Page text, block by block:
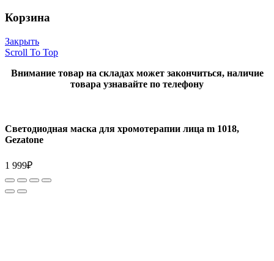
Корзина
Закрыть
Scroll To Top
Внимание товар на складах может закончиться, наличие
товара узнавайте по телефону
Светодиодная маска для хромотерапии лица m 1018,
Gezatone
1 999₽